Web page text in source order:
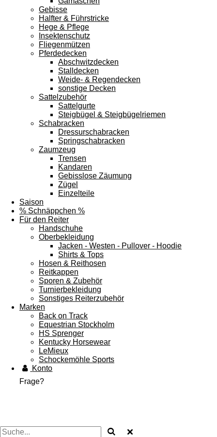
Gebisse
Halfter & Führstricke
Hege & Pflege
Insektenschutz
Fliegenmützen
Pferdedecken
Abschwitzdecken
Stalldecken
Weide- & Regendecken
sonstige Decken
Sattelzubehör
Sattelgurte
Steigbügel & Steigbügelriemen
Schabracken
Dressurschabracken
Springschabracken
Zaumzeug
Trensen
Kandaren
Gebisslose Zäumung
Zügel
Einzelteile
Saison
% Schnäppchen %
Für den Reiter
Handschuhe
Oberbekleidung
Jacken - Westen - Pullover - Hoodie
Shirts & Tops
Hosen & Reithosen
Reitkappen
Sporen & Zubehör
Turnierbekleidung
Sonstiges Reiterzubehör
Marken
Back on Track
Equestrian Stockholm
HS Sprenger
Kentucky Horsewear
LeMieux
Schockemöhle Sports
Konto
Frage?